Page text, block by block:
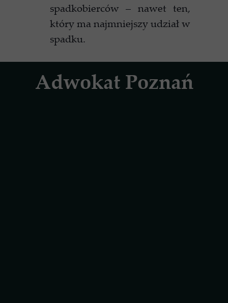
Adwokat Poznań
spadkobierców – nawet ten,
który ma najmniejszy udział w
spadku.